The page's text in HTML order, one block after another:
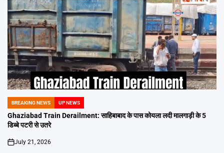
POSTED
IN
BREAKING NEWS UP NEWS
Ghaziabad Train Derailment: साहिबाबाद के पास कोयला लदी मालगाड़ी के 5
डिब्बे पटरी से उतरे
on
July 21, 2026